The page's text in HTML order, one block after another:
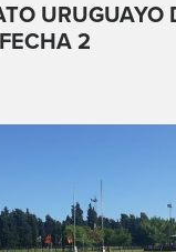
URUGUAYO
2